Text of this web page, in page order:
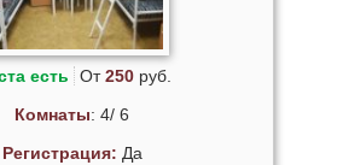
есть От250руб.
Комнаты: 4/ 6
Регистрация: Да